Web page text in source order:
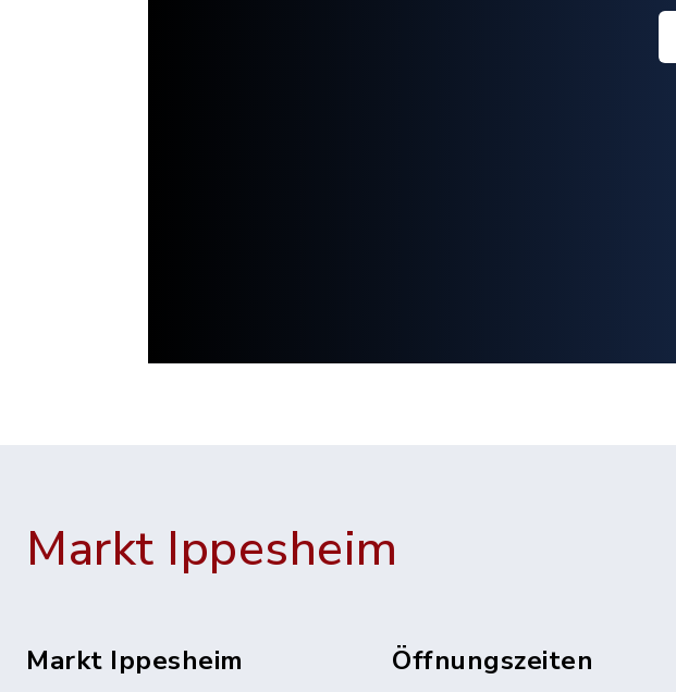
Markt Ippesheim
Markt Ippesheim Öffnungszeiten